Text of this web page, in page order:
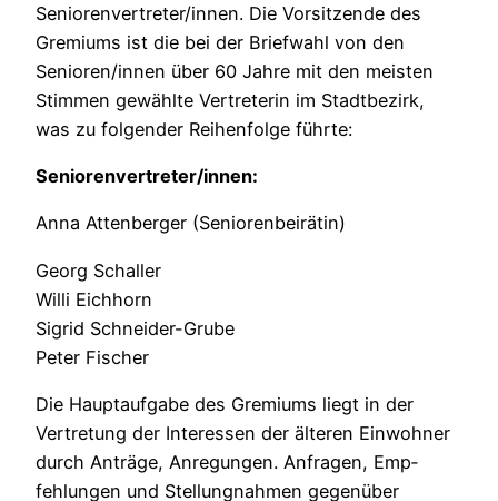
Seniorenvertreter/innen. Die Vorsitzende des
Gremiums ist die bei der Briefwahl von den
Senioren/innen über 60 Jahre mit den meisten
Stimmen gewählte Vertreterin im Stadtbezirk,
was zu folgender Reihenfolge führte:
Seniorenvertreter/innen:
Anna Attenberger (Seniorenbeirätin)
Georg Schaller
Willi Eichhorn
Sigrid Schneider-Grube
Peter Fischer
Die Hauptaufgabe des Gremiums liegt in der
Vertretung der Interessen der älteren Einwohner
durch Anträge, Anregungen. Anfragen, Emp­
fehlungen und Stellungnahmen gegenüber